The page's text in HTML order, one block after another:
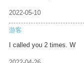
2022-05-10
游客
I called you 2 times. W